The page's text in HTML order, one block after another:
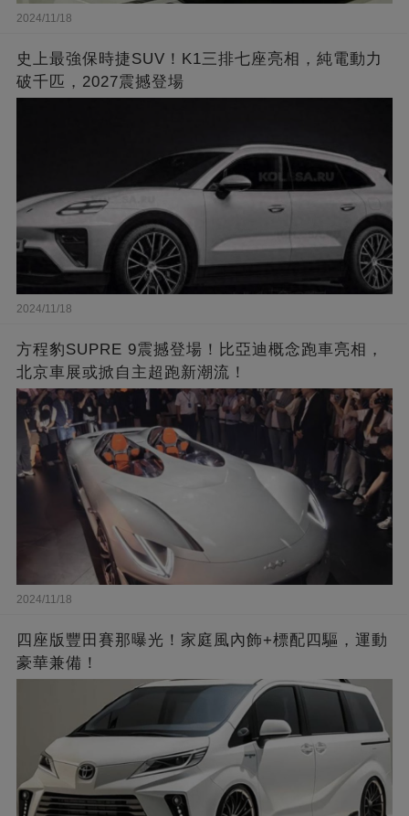
2024/11/18
史上最強保時捷SUV！K1三排七座亮相，純電動力
破千匹，2027震撼登場
2024/11/18
方程豹SUPRE 9震撼登場！比亞迪概念跑車亮相，
北京車展或掀自主超跑新潮流！
2024/11/18
四座版豐田賽那曝光！家庭風內飾+標配四驅，運動
豪華兼備！